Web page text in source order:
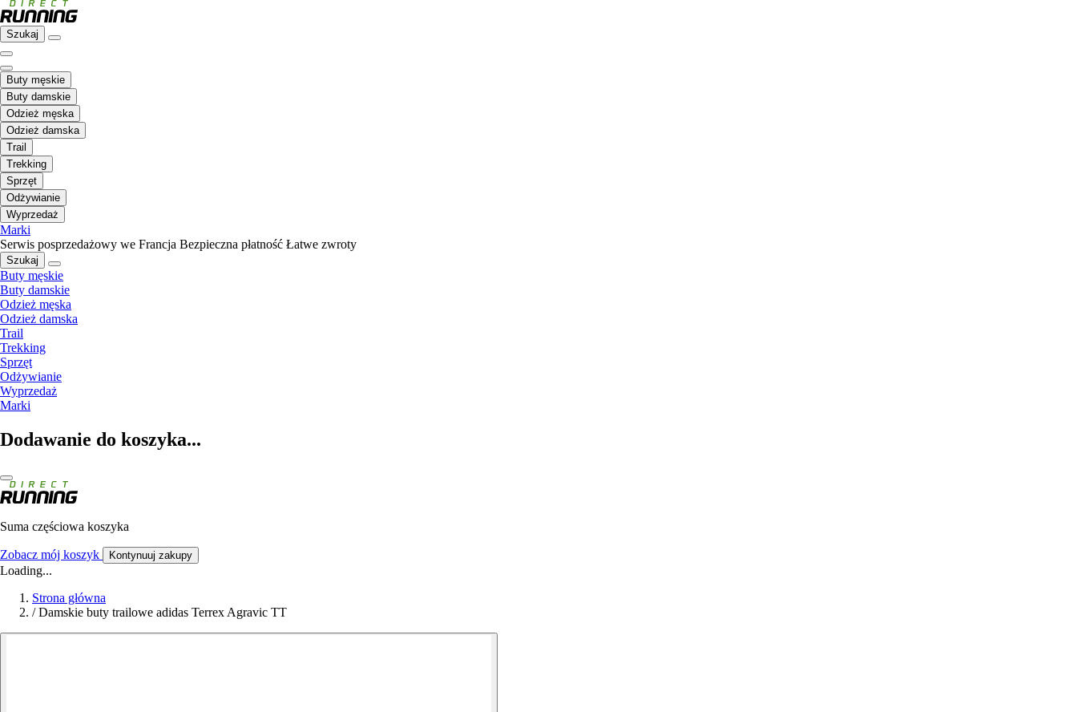
Szukaj
Buty męskie
Buty damskie
Odzież męska
Odzież damska
Trail
Trekking
Sprzęt
Odżywianie
Wyprzedaż
Marki
Serwis posprzedażowy we Francja Bezpieczna płatność Łatwe zwroty
Szukaj
Buty męskie
Buty damskie
Odzież męska
Odzież damska
Trail
Trekking
Sprzęt
Odżywianie
Wyprzedaż
Marki
Dodawanie do koszyka...
Suma częściowa koszyka
Zobacz mój koszyk Kontynuuj zakupy
Loading...
Strona główna
/ Damskie buty trailowe adidas Terrex Agravic TT